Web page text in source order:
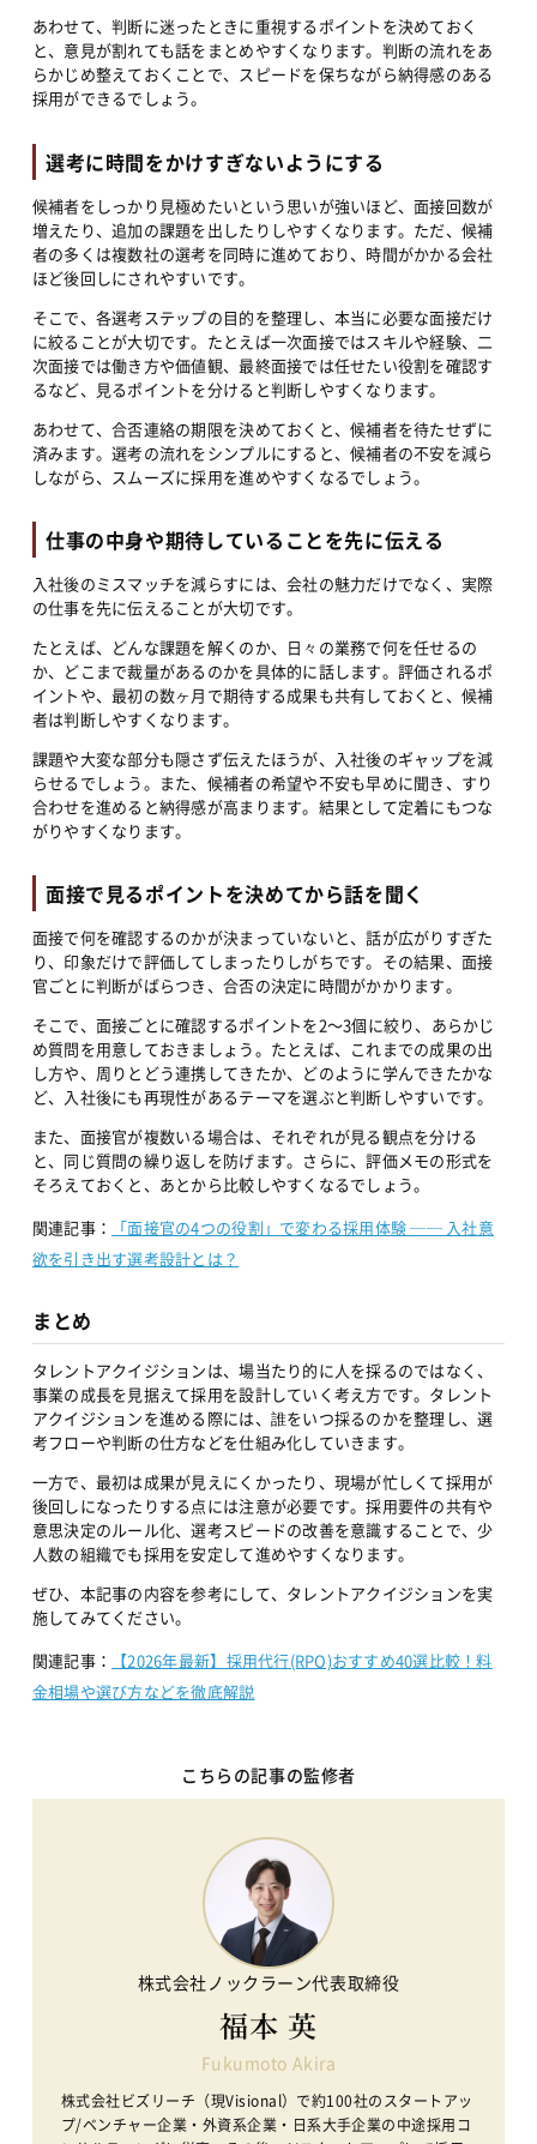
あわせて、判断に迷ったときに重視するポイントを決めておく
と、意見が割れても話をまとめやすくなります。判断の流れをあ
らかじめ整えておくことで、スピードを保ちながら納得感のある
採用ができるでしょう。
選考に時間をかけすぎないようにする
候補者をしっかり見極めたいという思いが強いほど、面接回数が
増えたり、追加の課題を出したりしやすくなります。ただ、候補
者の多くは複数社の選考を同時に進めており、時間がかかる会社
ほど後回しにされやすいです。
そこで、各選考ステップの目的を整理し、本当に必要な面接だけ
に絞ることが大切です。たとえば一次面接ではスキルや経験、二
次面接では働き方や価値観、最終面接では任せたい役割を確認す
るなど、見るポイントを分けると判断しやすくなります。
あわせて、合否連絡の期限を決めておくと、候補者を待たせずに
済みます。選考の流れをシンプルにすると、候補者の不安を減ら
しながら、スムーズに採用を進めやすくなるでしょう。
仕事の中身や期待していることを先に伝える
入社後のミスマッチを減らすには、会社の魅力だけでなく、実際
の仕事を先に伝えることが大切です。
たとえば、どんな課題を解くのか、日々の業務で何を任せるの
か、どこまで裁量があるのかを具体的に話します。評価されるポ
イントや、最初の数ヶ月で期待する成果も共有しておくと、候補
者は判断しやすくなります。
課題や大変な部分も隠さず伝えたほうが、入社後のギャップを減
らせるでしょう。また、候補者の希望や不安も早めに聞き、すり
合わせを進めると納得感が高まります。結果として定着にもつな
がりやすくなります。
面接で見るポイントを決めてから話を聞く
面接で何を確認するのかが決まっていないと、話が広がりすぎた
り、印象だけで評価してしまったりしがちです。その結果、面接
官ごとに判断がばらつき、合否の決定に時間がかかります。
そこで、面接ごとに確認するポイントを2〜3個に絞り、あらかじ
め質問を用意しておきましょう。たとえば、これまでの成果の出
し方や、周りとどう連携してきたか、どのように学んできたかな
ど、入社後にも再現性があるテーマを選ぶと判断しやすいです。
また、面接官が複数いる場合は、それぞれが見る観点を分ける
と、同じ質問の繰り返しを防げます。さらに、評価メモの形式を
そろえておくと、あとから比較しやすくなるでしょう。
関連記事：
「面接官の4つの役割」で変わる採用体験 ── 入社意
欲を引き出す選考設計とは？
まとめ
タレントアクイジションは、場当たり的に人を採るのではなく、
事業の成長を見据えて採用を設計していく考え方です。タレント
アクイジションを進める際には、誰をいつ採るのかを整理し、選
考フローや判断の仕方などを仕組み化していきます。
一方で、最初は成果が見えにくかったり、現場が忙しくて採用が
後回しになったりする点には注意が必要です。採用要件の共有や
意思決定のルール化、選考スピードの改善を意識することで、少
人数の組織でも採用を安定して進めやすくなります。
ぜひ、本記事の内容を参考にして、タレントアクイジションを実
施してみてください。
関連記事：
【2026年最新】採用代行(RPO)おすすめ40選比較！料
金相場や選び方などを徹底解説
こちらの記事の監修者
株式会社ノックラーン代表取締役
福本 英
Fukumoto Akira
株式会社ビズリーチ（現Visional）で約100社のスタートアッ
プ/ベンチャー企業・外資系企業・日系大手企業の中途採用コ